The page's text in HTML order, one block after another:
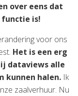
over eens dat
is!
voor ons
Het is een erg
dataviews alle
kunnen halen. Ik
zaalverhuur. Nu